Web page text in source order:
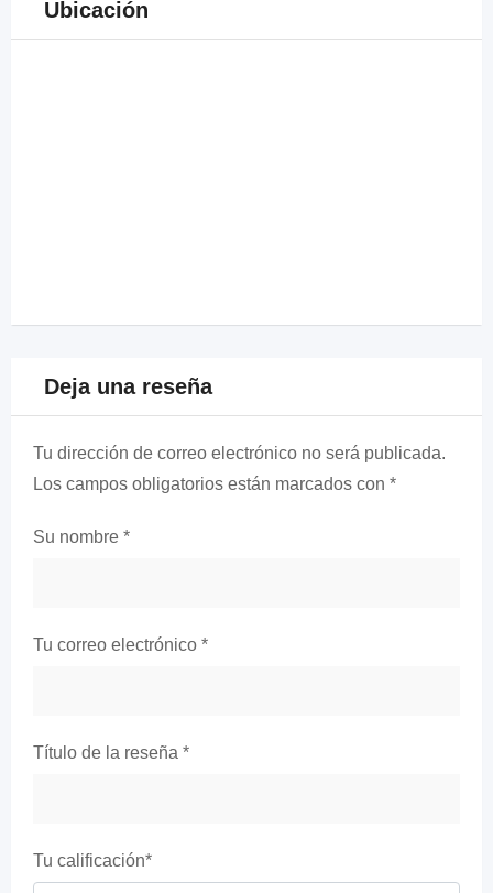
Ubicación
Deja una reseña
Tu dirección de correo electrónico no será publicada.
Los campos obligatorios están marcados con *
Su nombre *
Tu correo electrónico *
Título de la reseña *
Tu calificación*